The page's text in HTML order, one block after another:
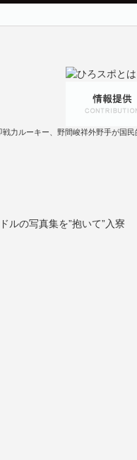
力ルーキー、野間峻祥外野手が国民
ルの写真集を”抱いて”入寮